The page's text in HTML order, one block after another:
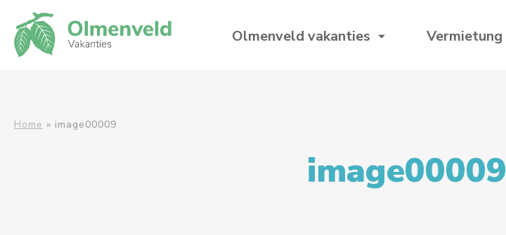
Olmenveld vakanties Vermietung
Home » image00009
image00009